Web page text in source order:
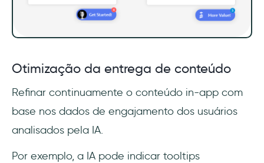
Otimização da entrega de conteúdo
Refinar continuamente o conteúdo in-app com
base nos dados de engajamento dos usuários
analisados pela IA.
Por exemplo, a IA pode indicar tooltips